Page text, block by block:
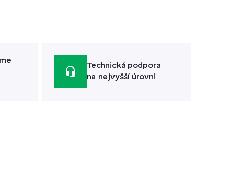
Technická podpora
na nejvyšší úrovni